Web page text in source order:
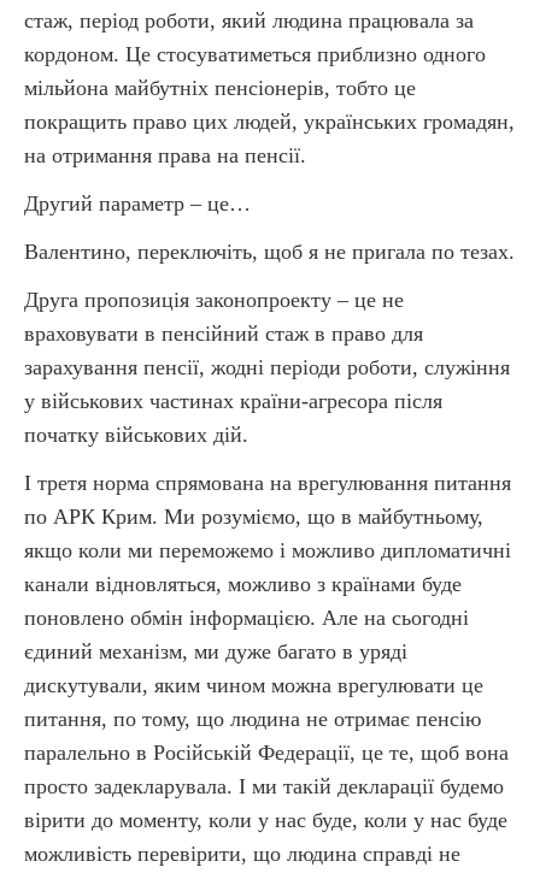
стаж, період роботи, який людина працювала за
кордоном. Це стосуватиметься приблизно одного
мільйона майбутніх пенсіонерів, тобто це
покращить право цих людей, українських громадян,
на отримання права на пенсії.
Другий параметр – це…
Валентино, переключіть, щоб я не пригала по тезах.
Друга пропозиція законопроекту – це не
враховувати в пенсійний стаж в право для
зарахування пенсії, жодні періоди роботи, служіння
у військових частинах країни-агресора після
початку військових дій.
І третя норма спрямована на врегулювання питання
по АРК Крим. Ми розуміємо, що в майбутньому,
якщо коли ми переможемо і можливо дипломатичні
канали відновляться, можливо з країнами буде
поновлено обмін інформацією. Але на сьогодні
єдиний механізм, ми дуже багато в уряді
дискутували, яким чином можна врегулювати це
питання, по тому, що людина не отримає пенсію
паралельно в Російській Федерації, це те, щоб вона
просто задекларувала. І ми такій декларації будемо
вірити до моменту, коли у нас буде, коли у нас буде
можливість перевірити, що людина справді не